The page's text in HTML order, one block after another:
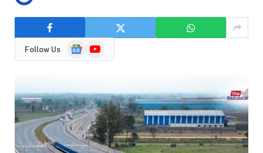
Follow Us
GoogleYouTube